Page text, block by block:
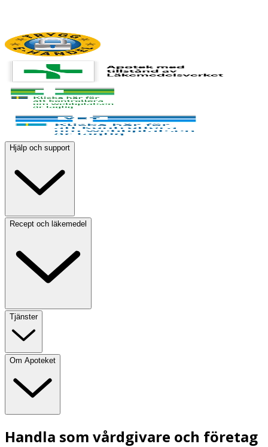
Hjälp och support
Recept och läkemedel
Tjänster
Om Apoteket
Handla som vårdgivare och företag